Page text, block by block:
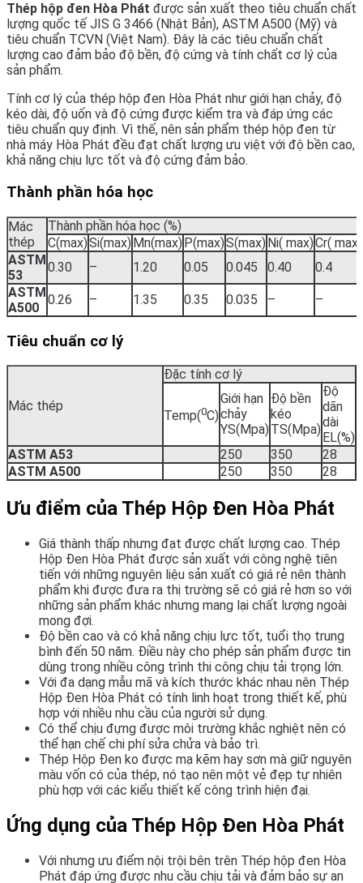
Thép hộp đen Hòa Phát được sản xuất theo tiêu chuẩn chất
lượng quốc tế JIS G 3466 (Nhật Bản), ASTM A500 (Mỹ) và
tiêu chuẩn TCVN (Việt Nam). Đây là các tiêu chuẩn chất
lượng cao đảm bảo độ bền, độ cứng và tính chất cơ lý của
sản phẩm.
Tính cơ lý của thép hộp đen Hòa Phát như giới hạn chảy, độ
kéo dài, độ uốn và độ cứng được kiểm tra và đáp ứng các
tiêu chuẩn quy định. Vì thế, nên sản phẩm thép hộp đen từ
nhà máy Hòa Phát đều đạt chất lượng ưu việt với độ bền cao,
khả năng chịu lực tốt và độ cứng đảm bảo.
Thành phần hóa học
Mác
thép
Thành phần hóa học (%)
C(max)Si(max) Mn(max) P(max)S(max) Ni( max)Cr( max
ASTM
53
0.30 – 1.20 0.05 0.045 0.40 0.4
ASTM
A500
0.26 – 1.35 0.35 0.035 – –
Tiêu chuẩn cơ lý
Mác thép
Đặc tính cơ lý
Temp(0C)
Giới hạn
chảy
YS(Mpa)
Độ bền
kéo
TS(Mpa)
Độ
dãn
dài
EL(%)
ASTM A53
250 350
28
ASTM A500
250 350 28
Ưu điểm của Thép Hộp Đen Hòa Phát
Giá thành thấp nhưng đạt được chất lượng cao. Thép
Hộp Đen Hòa Phát được sản xuất với công nghệ tiên
tiến với những nguyên liệu sản xuất có giá rẻ nên thành
phẩm khi được đưa ra thị trường sẽ có giá rẻ hơn so với
những sản phẩm khác nhưng mang lại chất lượng ngoài
mong đợi.
Độ bền cao và có khả năng chịu lực tốt, tuổi thọ trung
bình đến 50 năm. Điều này cho phép sản phẩm được tin
dùng trong nhiều công trình thi công chịu tải trọng lớn.
Với đa dạng mẫu mã và kích thước khác nhau nên Thép
Hộp Đen Hòa Phát có tính linh hoạt trong thiết kế, phù
hợp với nhiều nhu cầu của người sử dụng.
Có thể chịu đựng được môi trường khắc nghiệt nên có
thể hạn chế chi phí sửa chửa và bảo trì.
Thép Hộp Đen ko được mạ kẽm hay sơn mà giữ nguyên
màu vốn có của thép, nó tạo nên một vẻ đẹp tự nhiên
phù hợp với các kiểu thiết kế công trình hiện đại.
Ứng dụng của Thép Hộp Đen Hòa Phát
Với nhưng ưu điểm nội trội bên trên Thép hộp đen Hòa
Phát đáp ứng được nhu cầu chịu tải và đảm bảo sự an